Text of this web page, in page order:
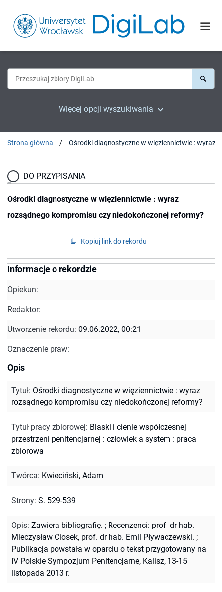
Więcej opcji wyszukiwania
Strona główna
DO PRZYPISANIA
Ośrodki diagnostyczne w więziennictwie : wyraz
rozsądnego kompromisu czy niedokończonej reformy?
Kopiuj link do rekordu
Informacje o rekordzie
Opiekun:
Redaktor:
Utworzenie rekordu: 09.06.2022, 00:21
Oznaczenie praw:
Opis
Tytuł: Ośrodki diagnostyczne w więziennictwie : wyraz
rozsądnego kompromisu czy niedokończonej reformy?
Tytuł pracy zbiorowej: Blaski i cienie współczesnej
przestrzeni penitencjarnej : człowiek a system : praca
zbiorowa
Twórca: Kwieciński, Adam
Strony: S. 529-539
Opis: Zawiera bibliografię. ; Recenzenci: prof. dr hab.
Mieczysław Ciosek, prof. dr hab. Emil Pływaczewski. ;
Publikacja powstała w oparciu o tekst przygotowany na
IV Polskie Sympozjum Penitencjarne, Kalisz, 13-15
listopada 2013 r.